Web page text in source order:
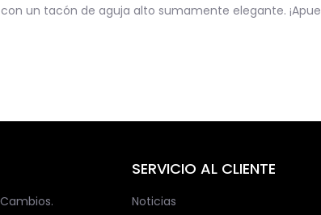
un tacón de aguja alto sumamente elegante.
SERVICIO AL CLIENTE
Noticias